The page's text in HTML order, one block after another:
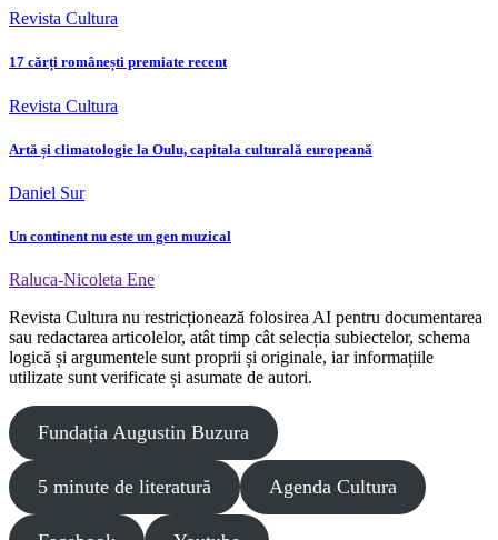
Revista Cultura
17 cărți românești premiate recent
Revista Cultura
Artă și climatologie la Oulu, capitala culturală europeană
Daniel Sur
Un continent nu este un gen muzical
Raluca-Nicoleta Ene
Revista Cultura nu restricționează folosirea AI pentru documentarea
sau redactarea articolelor, atât timp cât selecția subiectelor, schema
logică și argumentele sunt proprii și originale, iar informațiile
utilizate sunt verificate și asumate de autori.
Fundația Augustin Buzura
5 minute de literatură Agenda Cultura